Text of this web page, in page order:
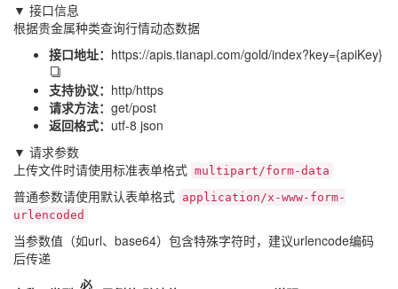
▼ 接口信息
根据贵金属种类查询行情动态数据
接口地址： https://apis.tianapi.com/gold/index?key={apiKey}
支持协议： http/https
请求方法： get/post
返回格式： utf-8 json
▼ 请求参数
上传文件时请使用标准表单格式 multipart/form-data
普通参数请使用默认表单格式 application/x-www-form-
urlencoded
当参数值（如url、base64）包含特殊字符时，建议urlencode编码
后传递
必